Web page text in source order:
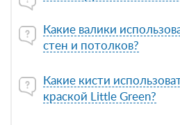
Какие валики
стен и потолков?
Какие кисти
краской Little Green?